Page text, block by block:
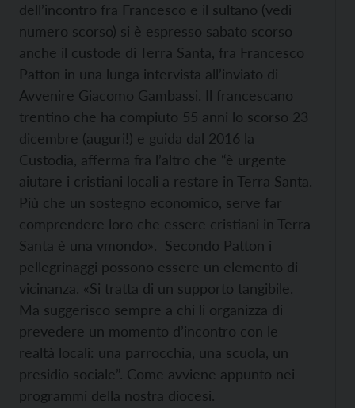
dell’incontro fra Francesco e il sultano (vedi
numero scorso) si è espresso sabato scorso
anche il custode di Terra Santa, fra Francesco
Patton in una lunga intervista all’inviato di
Avvenire Giacomo Gambassi. Il francescano
trentino che ha compiuto 55 anni lo scorso 23
dicembre (auguri!) e guida dal 2016 la
Custodia, afferma fra l’altro che “è urgente
aiutare i cristiani locali a restare in Terra Santa.
Più che un sostegno economico, serve far
comprendere loro che essere cristiani in Terra
Santa è una vmondo». Secondo Patton i
pellegrinaggi possono essere un elemento di
vicinanza. «Si tratta di un supporto tangibile.
Ma suggerisco sempre a chi li organizza di
prevedere un momento d’incontro con le
realtà locali: una parrocchia, una scuola, un
presidio sociale”. Come avviene appunto nei
programmi della nostra diocesi.